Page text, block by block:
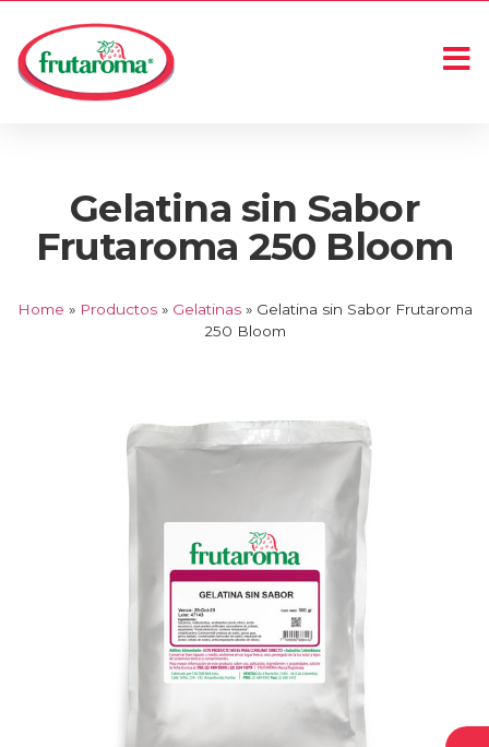
Gelatina sin Sabor
Frutaroma 250 Bloom
Home » Productos» Gelatinas» Gelatina sin Sabor Frutaroma
250 Bloom